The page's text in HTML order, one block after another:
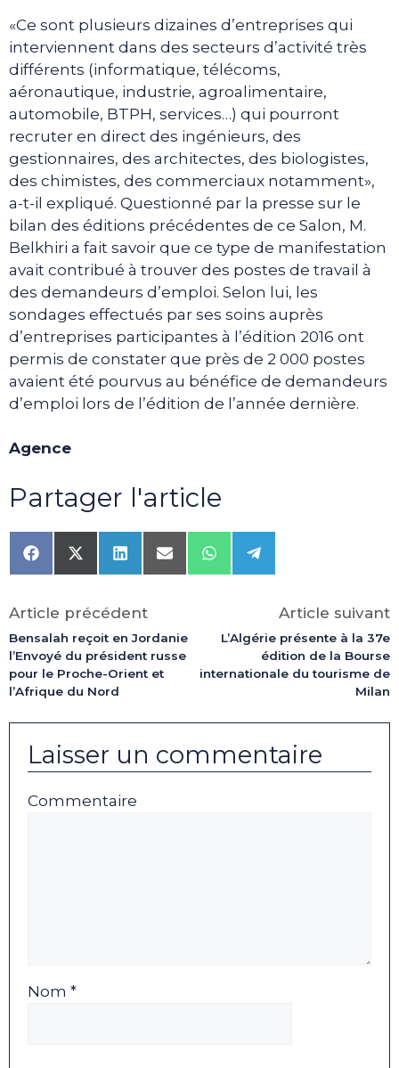
«Ce sont plusieurs dizaines d’entreprises qui
interviennent dans des secteurs d’activité très
différents (informatique, télécoms,
aéronautique, industrie, agroalimentaire,
automobile, BTPH, services…) qui pourront
recruter en direct des ingénieurs, des
gestionnaires, des architectes, des biologistes,
des chimistes, des commerciaux notamment»,
a-t-il expliqué. Questionné par la presse sur le
bilan des éditions précédentes de ce Salon, M.
Belkhiri a fait savoir que ce type de manifestation
avait contribué à trouver des postes de travail à
des demandeurs d’emploi. Selon lui, les
sondages effectués par ses soins auprès
d’entreprises participantes à l’édition 2016 ont
permis de constater que près de 2 000 postes
avaient été pourvus au bénéfice de demandeurs
d’emploi lors de l’édition de l’année dernière.
Agence
Partager l'article
Share
on
Share
on
(Twitter)
Share
on
Share
on
Share
on
Share
on
Article précédent
Bensalah reçoit en Jordanie
l’Envoyé du président russe
pour le Proche-Orient et
l’Afrique du Nord
Article suivant
L’Algérie présente à la 37e
édition de la Bourse
internationale du tourisme de
Milan
Laisser un commentaire
Commentaire
Nom *